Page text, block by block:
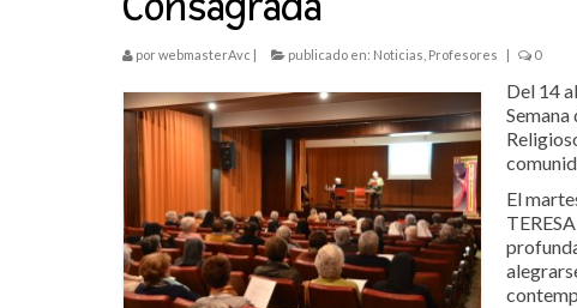
porwebmasterAvc publicado en: Noticias Profesores 0
Del 14
El